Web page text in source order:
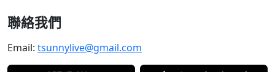
聯絡我們
Email: tsunnylive@gmail.com